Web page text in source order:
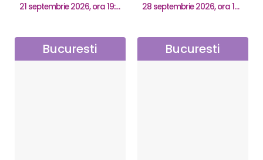
21 septembrie 2026, ora 19:00 28 septembrie 2026, ora 19:00
Bucuresti Bucuresti